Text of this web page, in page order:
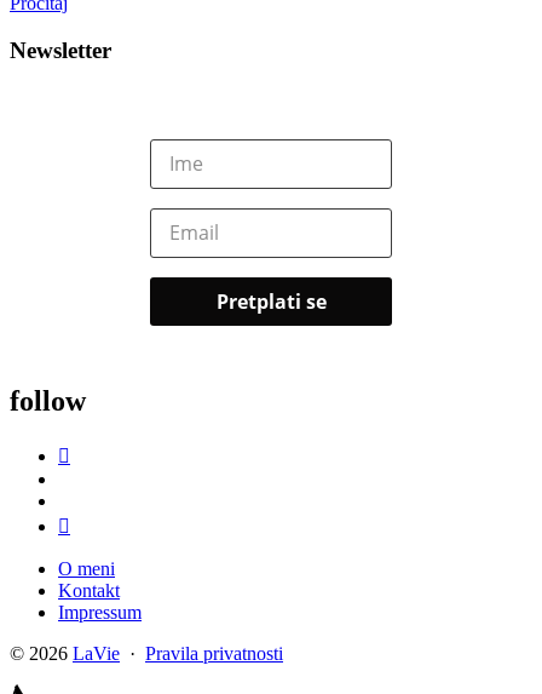
Newsletter
follow
O meni
Kontakt
Impressum
© 2026 LaVie · Pravila privatnosti